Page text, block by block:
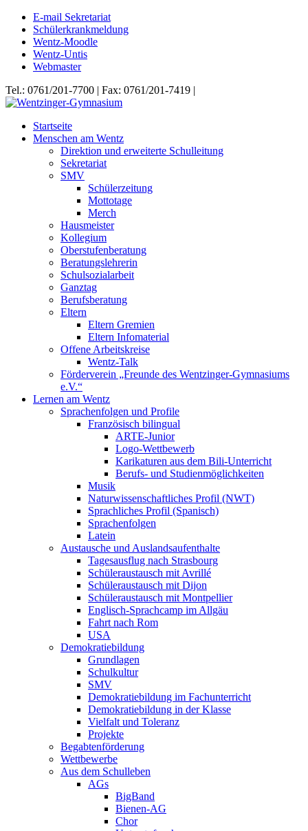
E-mail Sekretariat
Schülerkrankmeldung
Wentz-Moodle
Wentz-Untis
Webmaster
Tel.: 0761/201-7700 | Fax: 0761/201-7419 |
Startseite
Menschen am Wentz
Direktion und erweiterte Schulleitung
Sekretariat
SMV
Schülerzeitung
Mottotage
Merch
Hausmeister
Kollegium
Oberstufenberatung
Beratungslehrerin
Schulsozialarbeit
Ganztag
Berufsberatung
Eltern
Eltern Gremien
Eltern Infomaterial
Offene Arbeitskreise
Wentz-Talk
Förderverein „Freunde des Wentzinger-Gymnasiums
e.V.“
Lernen am Wentz
Sprachenfolgen und Profile
Französisch bilingual
ARTE-Junior
Logo-Wettbewerb
Karikaturen aus dem Bili-Unterricht
Berufs- und Studienmöglichkeiten
Musik
Naturwissenschaftliches Profil (NWT)
Sprachliches Profil (Spanisch)
Sprachenfolgen
Latein
Austausche und Auslandsaufenthalte
Tagesausflug nach Strasbourg
Schüleraustausch mit Avrillé
Schüleraustausch mit Dijon
Schüleraustausch mit Montpellier
Englisch-Sprachcamp im Allgäu
Fahrt nach Rom
USA
Demokratiebildung
Grundlagen
Schulkultur
SMV
Demokratiebildung im Fachunterricht
Demokratiebildung in der Klasse
Vielfalt und Toleranz
Projekte
Begabtenförderung
Wettbewerbe
Aus dem Schulleben
AGs
BigBand
Bienen-AG
Chor